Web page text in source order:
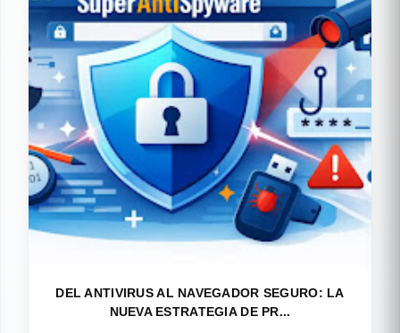
DEL ANTIVIRUS AL NAVEGADOR SEGURO: LA
NUEVA ESTRATEGIA DE PR...